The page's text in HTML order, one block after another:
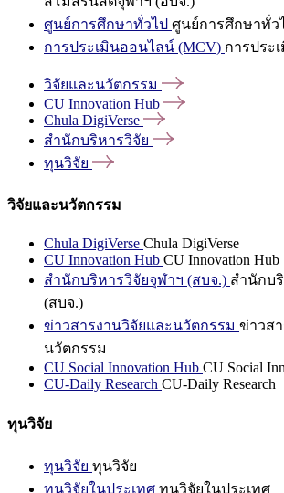
ศูนย์การศึกษาทั่วไป ศูนย์การศึกษาทั่ว
การประเมินออนไลน์ (MCV) การประ
วิจัยและนวัตกรรม
CU Innovation Hub
Chula DigiVerse
สำนักบริหารวิจัย
ทุนวิจัย
วิจัยและนวัตกรรม
Chula DigiVerse Chula DigiVerse
CU Innovation Hub CU Innovation Hub
สำนักบริหารวิจัยจุฬาฯ (สบจ.) สำนักบ
(สบจ.)
ข่าวสารงานวิจัยและนวัตกรรม ข่าวส
นวัตกรรม
CU Social Innovation Hub CU Social
CU-Daily Research CU-Daily Research
ทุนวิจัย
ทุนวิจัย ทุนวิจัย
ทุนวิจัยในประเทศ ทุนวิจัยในประเทศ